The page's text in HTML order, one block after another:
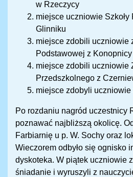
w Rzeczycy
miejsce uczniowie
Glinniku
miejsce zdobili uczniowie
Podstawowej z Konopnicy
miejsce zdobili uczniowie
Przedszkolnego z
miejsce zdobyli
Po rozdaniu nagród uczestnicy
poznawać najbliższą okolicę.
Farbiarnię u p. W. Sochy oraz
Wieczorem odbyło się ognisko
dyskoteka. W piątek uczniowie
śniadanie i wyruszyli z